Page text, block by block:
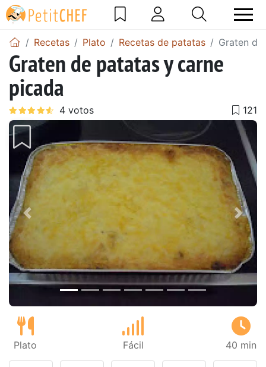
Recetas Plato Recetas de patatas Graten
Graten de patatas y carne
picada
Anterior
Plato Fácil 40 min